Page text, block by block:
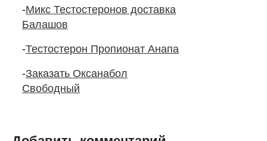
-Микс Тестостеронов доставка
Балашов
-Тестостерон Пропионат Анапа
-Заказать Оксанабол
Свободный